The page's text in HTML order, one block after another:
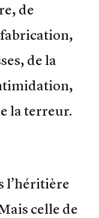
de
de la
la terreur.
l’héritière
celle de